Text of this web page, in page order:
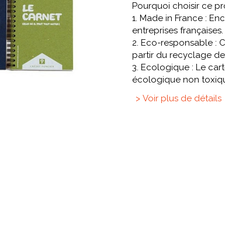
Pourquoi choisir ce
1. Made in France :
entreprises françaises.
2. Eco-responsable :
partir du recyclage
3. Ecologique : Le
écologique non
> Voir plus de détails